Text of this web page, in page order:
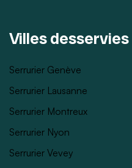
Villes desservies
Serrurier Genève
Serrurier Lausanne
Serrurier Montreux
Serrurier Nyon
Serrurier Vevey